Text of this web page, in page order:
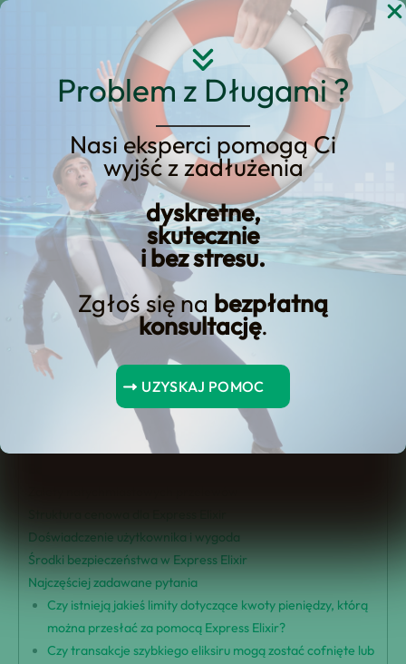
Problem z Długami ?
Nasi eksperci pomogą Ci
wyjść z zadłużenia
dyskretne,
skutecznie
i bez stresu.
Zgłoś się na bezpłatną
konsultację.
UZYSKAJ POMOC
Przejdź
Ekspress Elixir – Co
powinieneś wiedzieć o tej
natychmiastowej
przesyłce?
Spis Treści
Wnioski kluczowe
Główne cechy Express Elixir
Integracja systemów i dostępność
Doświadczenie użytkownika i wygoda
Środki bezpieczeństwa w Express Elixir
Najczęściej zadawane pytania
Czy istnieją jakieś limity dotyczące kwoty pieniędzy, którą
można przesłać za pomocą Express Elixir?
Czy transakcje szybkiego eliksiru mogą zostać cofnięte lub